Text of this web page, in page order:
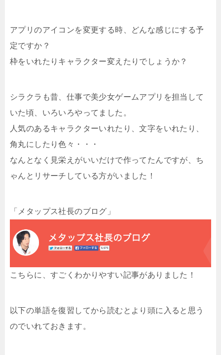
アプリのアイコンを変更する時、どんな感じにする予
定ですか？
枠をいれたりキャラクター変えたりでしょうか？
シラクラも昔、仕事で美少女ゲームアプリを担当して
いた頃、いろいろやってました。
人気のあるキャラクターいれたり、文字をいれたり、
角丸にしたり色々・・・
なんとなく見栄えがいいだけで作ってたんですが、ち
ゃんとリサーチしている方がいました！
「メタップス社長のブログ」
こちらに、すごくわかりやすい記事がありました！
以下の単語を復習してから読むとより頭に入ると思う
のでいれておきます。